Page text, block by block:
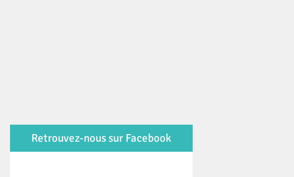
Retrouvez-nous sur Facebook